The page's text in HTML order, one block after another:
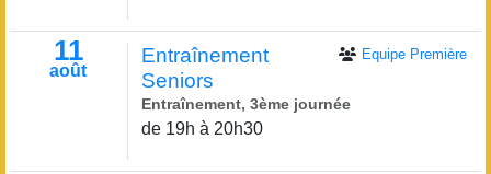
11
août
Equipe Première
Entraînement
Seniors
Entraînement, 3ème journée
de 19h à 20h30